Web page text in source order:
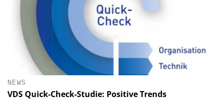
NEWS
VDS Quick-Check-Studie: Positive Trends